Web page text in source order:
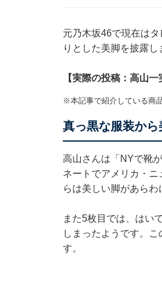
元乃木坂46で現在は
りとした美脚を披露し
【実際の投稿：高山
※本記事で紹介している商
真っ黒な服装から
高山さんは「NYで靴
ネートでアメリカ・
らは美しい脚があらわ
また5枚目では、はい
しまったようです。
す。